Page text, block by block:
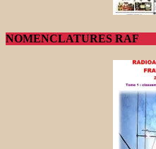
NOMENCLATURES RAF